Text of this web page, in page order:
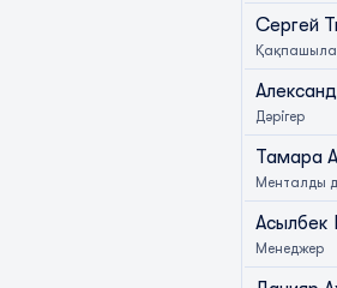
Сергей
Дәрігер
Тамара
Менталды
Асылбек
Менеджер